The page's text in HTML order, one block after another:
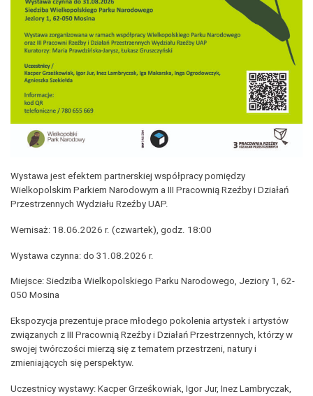
Wystawa jest efektem partnerskiej współpracy pomiędzy
Wielkopolskim Parkiem Narodowym a III Pracownią Rzeźby i Działań
Przestrzennych Wydziału Rzeźby UAP.
Wernisaż: 18.06.2026 r. (czwartek), godz. 18:00
Wystawa czynna: do 31.08.2026 r.
Miejsce: Siedziba Wielkopolskiego Parku Narodowego, Jeziory 1, 62-
050 Mosina
Ekspozycja prezentuje prace młodego pokolenia artystek i artystów
związanych z III Pracownią Rzeźby i Działań Przestrzennych, którzy w
swojej twórczości mierzą się z tematem przestrzeni, natury i
zmieniających się perspektyw.
Uczestnicy wystawy: Kacper Grześkowiak, Igor Jur, Inez Lambryczak,